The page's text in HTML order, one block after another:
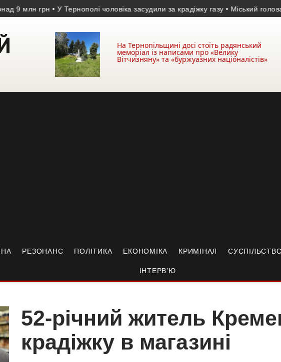
грн • У Тернополі чоловіка засудили за крадіжку газу • Міський голова
На Тернопільщині досі стоїть радянський
меморіал із написами про «Велику
Вітчизняну» та «буржуазних націоналістів»
РЕЗОНАНС ПОЛІТИКА ЕКОНОМІКА КРИМІНАЛ
ІНТЕРВ’Ю
52-річний житель
крадіжку в магазині